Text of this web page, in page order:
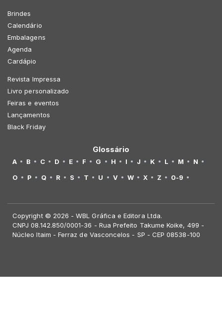
Brindes
Calendário
Embalagens
Agenda
Cardápio
Revista Impressa
Livro personalizado
Feiras e eventos
Lançamentos
Black Friday
Glossário
A B C D E F G H I J K L M
N
O
P Q R S T U V W X Z 0-9
Copyright © 2026 - WBL Gráfica e Editora Ltda.
CNPJ 08.142.850/0001-36 - Rua Prefeito Takume Koike, 499 -
Núcleo Itaim - Ferraz de Vasconcelos - SP - CEP 08538-100